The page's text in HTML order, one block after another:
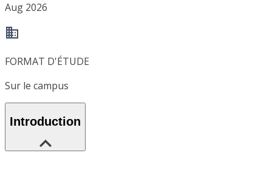
Aug 2026
FORMAT D'ÉTUDE
Sur le campus
Introduction